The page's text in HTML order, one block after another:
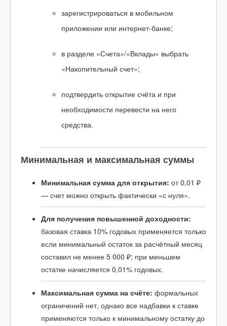
зарегистрироваться в мобильном
приложении или интернет-банке;
в разделе «Счета»/«Вклады» выбрать
«Накопительный счет»;
подтвердить открытие счёта и при
необходимости перевести на него
средства.
Минимальная и максимальная суммы
Минимальная сумма для открытия: от 0,01 ₽
— счет можно открыть фактически «с нуля».
Для получения повышенной доходности:
базовая ставка 10% годовых применяется только
если минимальный остаток за расчётный месяц
составил не менее 5 000 ₽; при меньшем
остатке начисляется 0,01% годовых.
Максимальная сумма на счёте: формальных
ограничений нет, однако все надбавки к ставке
применяются только к минимальному остатку до